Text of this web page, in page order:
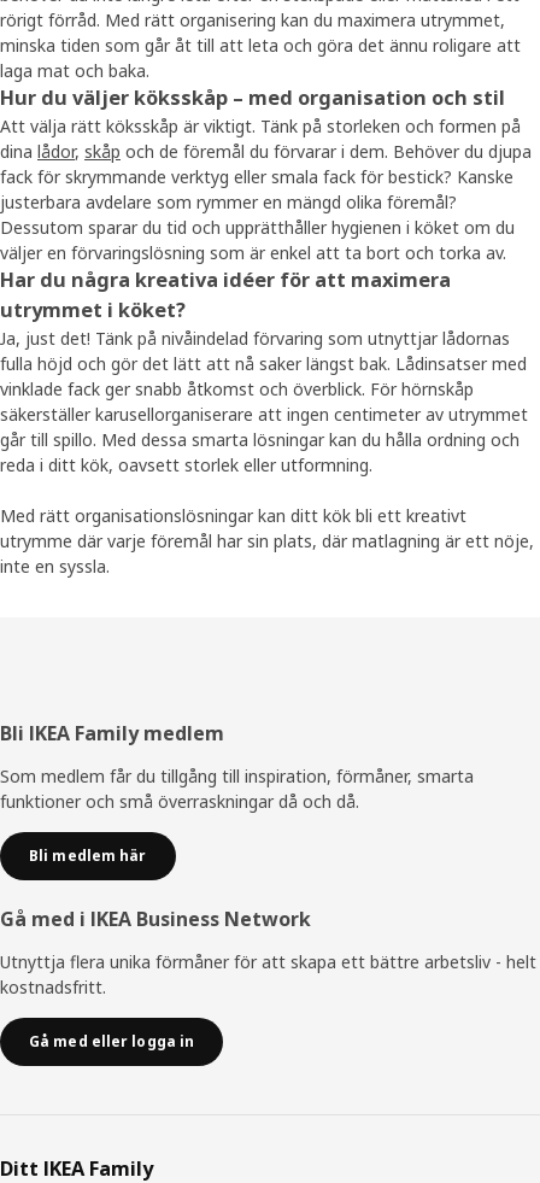
rörigt förråd. Med rätt organisering kan du maximera utrymmet,
minska tiden som går åt till att leta och göra det ännu roligare att
laga mat och baka.
Hur du väljer köksskåp – med organisation och stil
Att välja rätt köksskåp är viktigt. Tänk på storleken och formen på
dina lådor, skåp och de föremål du förvarar i dem. Behöver du djupa
fack för skrymmande verktyg eller smala fack för bestick? Kanske
justerbara avdelare som rymmer en mängd olika föremål?
Dessutom sparar du tid och upprätthåller hygienen i köket om du
väljer en förvaringslösning som är enkel att ta bort och torka av.
Har du några kreativa idéer för att maximera
utrymmet i köket?
Ja, just det! Tänk på nivåindelad förvaring som utnyttjar lådornas
fulla höjd och gör det lätt att nå saker längst bak. Lådinsatser med
vinklade fack ger snabb åtkomst och överblick. För hörnskåp
säkerställer karusellorganiserare att ingen centimeter av utrymmet
går till spillo. Med dessa smarta lösningar kan du hålla ordning och
reda i ditt kök, oavsett storlek eller utformning.
Med rätt organisationslösningar kan ditt kök bli ett kreativt
utrymme där varje föremål har sin plats, där matlagning är ett nöje,
inte en syssla.
Sidfot
Bli IKEA Family medlem
Som medlem får du tillgång till inspiration, förmåner, smarta
funktioner och små överraskningar då och då.
Bli medlem här
Gå med i IKEA Business Network
Utnyttja flera unika förmåner för att skapa ett bättre arbetsliv - helt
kostnadsfritt.
Gå med eller logga in
Ditt IKEA Family